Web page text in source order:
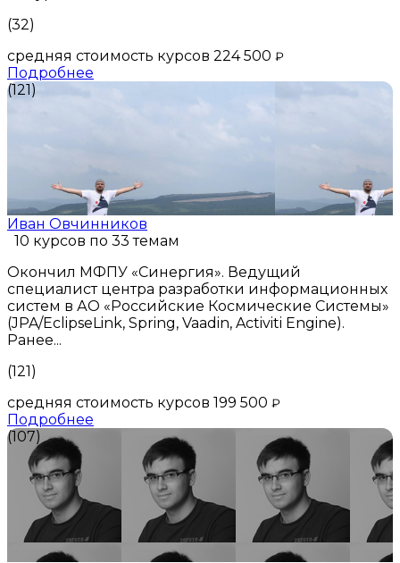
(32)
средняя стоимость курсов 224 500 ₽
Подробнее
(121)
Иван Овчинников
10 курсов по 33 темам
Окончил МФПУ «Синергия». Ведущий
специалист центра разработки информационных
систем в АО «Российские Космические Системы»
(JPA/EclipseLink, Spring, Vaadin, Activiti Engine).
Ранее...
(121)
средняя стоимость курсов 199 500 ₽
Подробнее
(107)